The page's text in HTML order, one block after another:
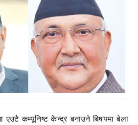
एउटै कम्यूनिष्ट केन्द्र बनाउने बिषयमा बेला